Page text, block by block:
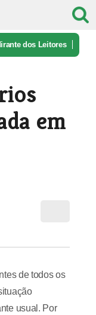
dos Leitores
em
de todos os
usual. Por